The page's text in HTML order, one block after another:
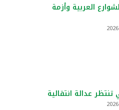
العربية وأزمة
عدالة انتقالية